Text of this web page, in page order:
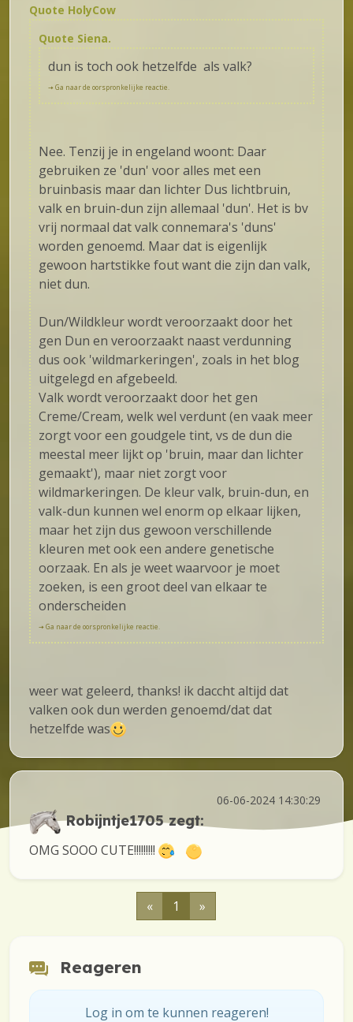
Quote HolyCow
Quote Siena.
dun is toch ook hetzelfde als valk?
🠦 Ga naar de oorspronkelijke reactie.
Nee. Tenzij je in engeland woont: Daar
gebruiken ze 'dun' voor alles met een
bruinbasis maar dan lichter Dus lichtbruin,
valk en bruin-dun zijn allemaal 'dun'. Het is bv
vrij normaal dat valk connemara's 'duns'
worden genoemd. Maar dat is eigenlijk
gewoon hartstikke fout want die zijn dan valk,
niet dun.
Dun/Wildkleur wordt veroorzaakt door het
gen Dun en veroorzaakt naast verdunning
dus ook 'wildmarkeringen', zoals in het blog
uitgelegd en afgebeeld.
Valk wordt veroorzaakt door het gen
Creme/Cream, welk wel verdunt (en vaak meer
zorgt voor een goudgele tint, vs de dun die
meestal meer lijkt op 'bruin, maar dan lichter
gemaakt'), maar niet zorgt voor
wildmarkeringen. De kleur valk, bruin-dun, en
valk-dun kunnen wel enorm op elkaar lijken,
maar het zijn dus gewoon verschillende
kleuren met ook een andere genetische
oorzaak. En als je weet waarvoor je moet
zoeken, is een groot deel van elkaar te
onderscheiden
🠦 Ga naar de oorspronkelijke reactie.
weer wat geleerd, thanks! ik daccht altijd dat
valken ook dun werden genoemd/dat dat
hetzelfde was
06-06-2024 14:30:29
Robijntje1705zegt:
OMG SOOO CUTE!!!!!!!!!
« 1 »
Reageren
Log in om te kunnen reageren!